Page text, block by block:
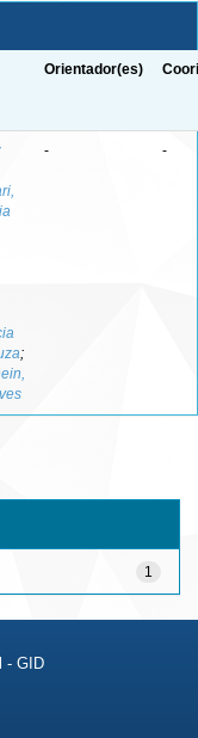
Orientador(es)
;
- -
1
- GID